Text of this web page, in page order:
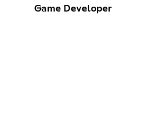
Game Developer